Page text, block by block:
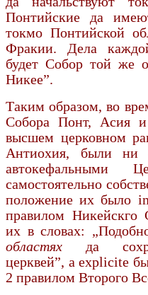
Понтийские да
токмо Понтийской
Фракии. Дела
будет Собор той же
Никее”.
Таким образом, во
Собора Понт, Асия
высшем церковном
Антиохия, были ни
автокефальными
самостоятель­но
положение их было
правилом Никей­скго
их в словах:
областях да
церквей”, а ехрlicite
2 правилом Второго